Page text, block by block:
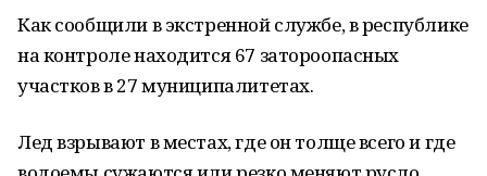
Как сообщили в экстренной службе, в республике
на контроле находится 67 затороопасных
участков в 27 муниципалитетах.
Лед взрывают в местах, где он толще всего и где